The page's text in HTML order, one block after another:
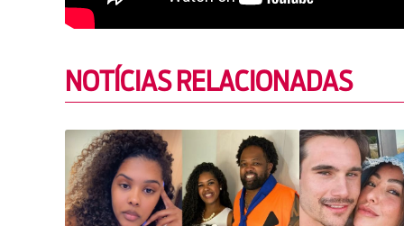
NOTÍCIAS RELACIONADAS